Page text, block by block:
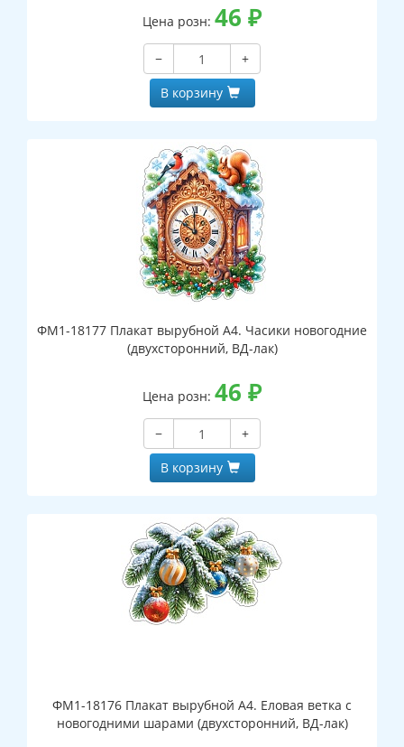
Цена розн: 46 ₽
−
+
В корзину
ФМ1-18177 Плакат вырубной А4. Часики новогодние
(двухсторонний, ВД-лак)
Цена розн: 46 ₽
−
+
В корзину
ФМ1-18176 Плакат вырубной А4. Еловая ветка с
новогодними шарами (двухсторонний, ВД-лак)